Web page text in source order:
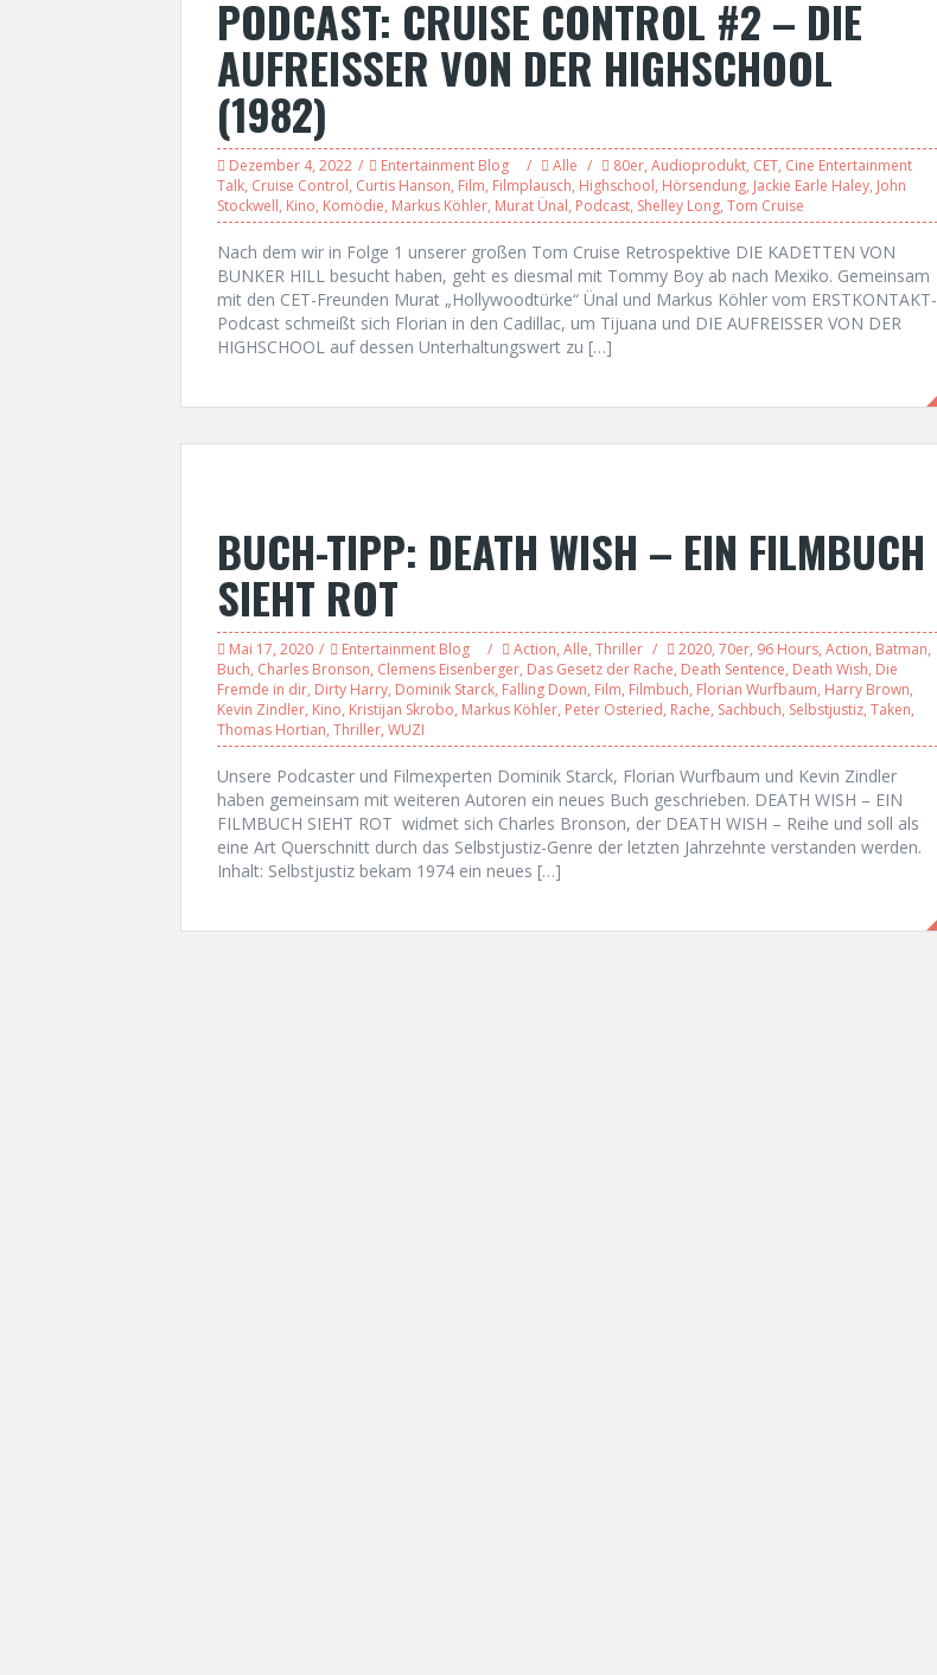
PODCAST: CRUISE CONTROL #2 – DIE
AUFREISSER VON DER HIGHSCHOOL
(1982)
Dezember 4, 2022 Entertainment Blog Alle 80er, Audioprodukt, CET, Cine Entertainment
Talk, Cruise Control, Curtis Hanson, Film, Filmplausch, Highschool, Hörsendung, Jackie Earle Haley, John
Stockwell, Kino, Komödie, Markus Köhler, Murat Ünal, Podcast, Shelley Long, Tom Cruise
Nach dem wir in Folge 1 unserer großen Tom Cruise Retrospektive DIE KADETTEN VON
BUNKER HILL besucht haben, geht es diesmal mit Tommy Boy ab nach Mexiko. Gemeinsam
mit den CET-Freunden Murat „Hollywoodtürke“ Ünal und Markus Köhler vom ERSTKONTAKT-
Podcast schmeißt sich Florian in den Cadillac, um Tijuana und DIE AUFREISSER VON DER
HIGHSCHOOL auf dessen Unterhaltungswert zu […]
BUCH-TIPP: DEATH WISH – EIN FILMBUCH
SIEHT ROT
Mai 17, 2020 Entertainment Blog Action, Alle, Thriller 2020, 70er, 96 Hours, Action, Batman,
Buch, Charles Bronson, Clemens Eisenberger, Das Gesetz der Rache, Death Sentence, Death Wish, Die
Fremde in dir, Dirty Harry, Dominik Starck, Falling Down, Film, Filmbuch, Florian Wurfbaum, Harry Brown,
Kevin Zindler, Kino, Kristijan Skrobo, Markus Köhler, Peter Osteried, Rache, Sachbuch, Selbstjustiz, Taken,
Thomas Hortian, Thriller, WUZI
Unsere Podcaster und Filmexperten Dominik Starck, Florian Wurfbaum und Kevin Zindler
haben gemeinsam mit weiteren Autoren ein neues Buch geschrieben. DEATH WISH – EIN
FILMBUCH SIEHT ROT widmet sich Charles Bronson, der DEATH WISH – Reihe und soll als
eine Art Querschnitt durch das Selbstjustiz-Genre der letzten Jahrzehnte verstanden werden.
Inhalt: Selbstjustiz bekam 1974 ein neues […]